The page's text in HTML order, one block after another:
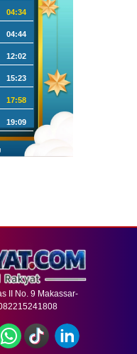
04:34
04:44
12:02
15:23
17:58
19:09
II No. 9 Makassar-